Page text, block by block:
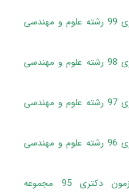
دانلود سؤالات آزمون دکتری 99 رشته علوم و مهندسی
دانلود سؤالات آزمون دکتری 98 رشته علوم و مهندسی
دانلود سؤالات آزمون دکتری 97 رشته علوم و مهندسی
دانلود سؤالات آزمون دکتری 96 رشته علوم و مهندسی
دانلود سؤالات تست آزمون دکتری 95 مجموعه